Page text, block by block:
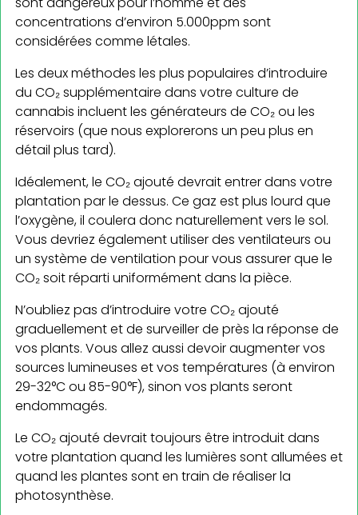
concentrations d’environ 5.000ppm sont
considérées comme létales.
Les deux méthodes les plus populaires d’introduire
du CO₂ supplémentaire dans votre culture de
cannabis incluent les générateurs de CO₂ ou les
réservoirs (que nous explorerons un peu plus en
détail plus tard).
Idéalement, le CO₂ ajouté devrait entrer dans votre
plantation par le dessus. Ce gaz est plus lourd que
l’oxygène, il coulera donc naturellement vers le sol.
Vous devriez également utiliser des ventilateurs ou
un système de ventilation pour vous assurer que le
CO₂ soit réparti uniformément dans la pièce.
N’oubliez pas d’introduire votre CO₂ ajouté
graduellement et de surveiller de près la réponse de
vos plants. Vous allez aussi devoir augmenter vos
sources lumineuses et vos températures (à environ
29-32°C ou 85-90°F), sinon vos plants seront
endommagés.
Le CO₂ ajouté devrait toujours être introduit dans
votre plantation quand les lumières sont allumées et
quand les plantes sont en train de réaliser la
photosynthèse.